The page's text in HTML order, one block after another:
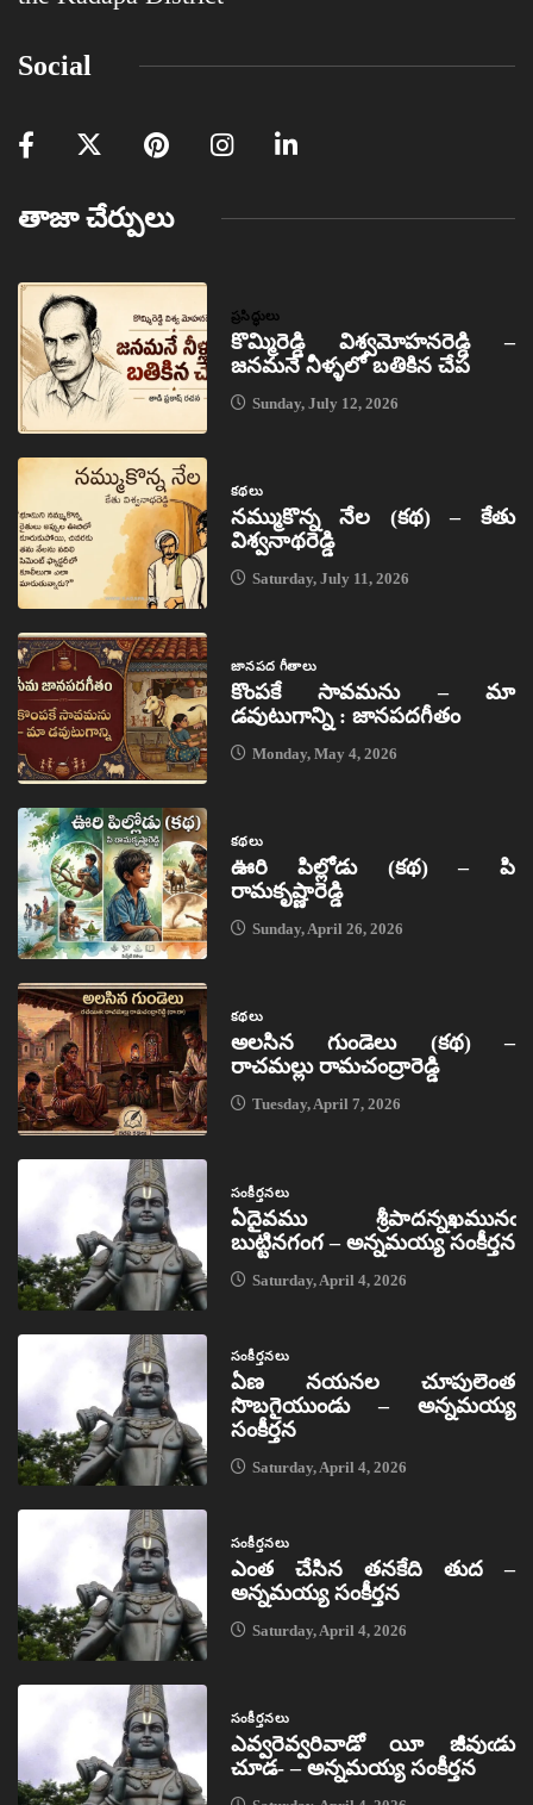
Social
తాజా చేర్పులు
ప్రసిద్ధులు
కొమ్మిరెడ్డి విశ్వమోహనరెడ్డి –
జనమనే నీళ్ళలో బతికిన చేప
Sunday, July 12, 2026
కథలు
నమ్ముకొన్న నేల (కథ) – కేతు
విశ్వనాథరెడ్డి
Saturday, July 11, 2026
జానపద గీతాలు
కొంపకే సావమను – మా
డవుటుగాన్ని : జానపదగీతం
Monday, May 4, 2026
కథలు
ఊరి పిల్లోడు (కథ) – పి
రామకృష్ణారెడ్డి
Sunday, April 26, 2026
కథలు
అలసిన గుండెలు (కథ) –
రాచమల్లు రామచంద్రారెడ్డి
Tuesday, April 7, 2026
సంకీర్తనలు
ఏదైవము శ్రీపాదన్నఖమునఁ
బుట్టినగంగ – అన్నమయ్య సంకీర్తన
Saturday, April 4, 2026
సంకీర్తనలు
ఏణ నయనల చూపులెంత
సొబగైయుండు – అన్నమయ్య
సంకీర్తన
Saturday, April 4, 2026
సంకీర్తనలు
ఎంత చేసిన తనకేది తుద –
అన్నమయ్య సంకీర్తన
Saturday, April 4, 2026
సంకీర్తనలు
ఎవ్వరెవ్వరివాడో యీ జీవుఁడు
చూడ- – అన్నమయ్య సంకీర్తన